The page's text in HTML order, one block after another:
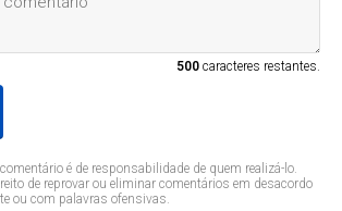
500caracteres restantes.
é de responsabilidade de quem realizá-lo.
de reprovar ou eliminar comentários em desacordo
ou com palavras ofensivas.